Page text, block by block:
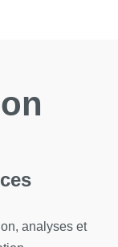
analyses et